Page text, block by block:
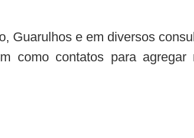
Guarulhos e em diversos
como contatos para agregar